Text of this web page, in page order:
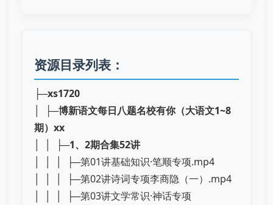
资源目录列表：
├─xs1720
│ ├─博新语文每日八题名校有你（大语文1~8
期）xx
│ │ ├─1、2期合集52讲
│ │ │ ├─第01讲基础知识·笔顺专项.mp4
│ │ │ ├─第02讲诗词专项李商隐（一）.mp4
│ │ │ ├─第03讲文学常识·神话专项